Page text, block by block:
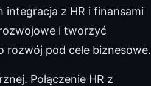
z HR i finansami
i tworzyć
rozwój pod cele biznesowe.
Połączenie HR z